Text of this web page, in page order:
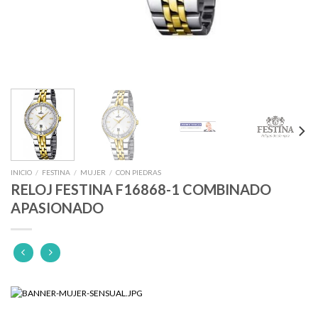
INICIO / FESTINA / MUJER / CON PIEDRAS
RELOJ FESTINA F16868-1 COMBINADO
APASIONADO